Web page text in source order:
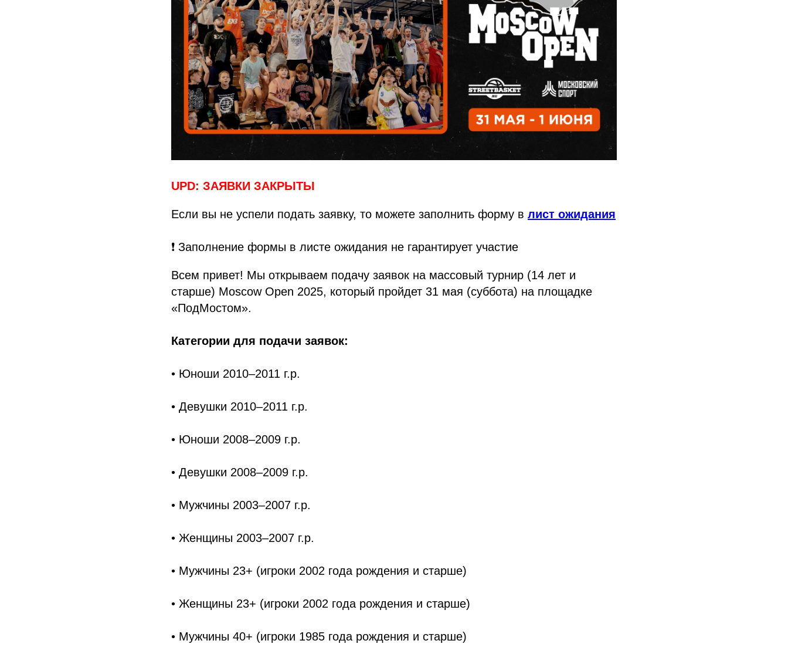
UPD: ЗАЯВКИ ЗАКРЫТЫ
Если вы не успели подать заявку, то можете заполнить форму в лист ожидания
❗️ Заполнение формы в листе ожидания не гарантирует участие
Всем привет! Мы открываем подачу заявок на массовый турнир (14 лет и
старше) Moscow Open 2025, который пройдет 31 мая (суббота) на площадке
«ПодМостом».
Категории для подачи заявок:
• Юноши 2010–2011 г.р.
• Девушки 2010–2011 г.р.
• Юноши 2008–2009 г.р.
• Девушки 2008–2009 г.р.
• Мужчины 2003–2007 г.р.
• Женщины 2003–2007 г.р.
• Мужчины 23+ (игроки 2002 года рождения и старше)
• Женщины 23+ (игроки 2002 года рождения и старше)
• Мужчины 40+ (игроки 1985 года рождения и старше)